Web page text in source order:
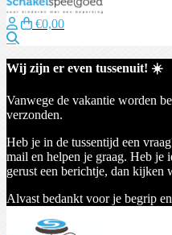
€0,00
Wij zijn er even tussenuit! ☀️
Vanwege de vakantie worden
verzonden.
Heb je in de tussentijd een
mail en helpen je graag. Heb je
gerust een berichtje, dan kijken
Alvast bedankt voor je begrip